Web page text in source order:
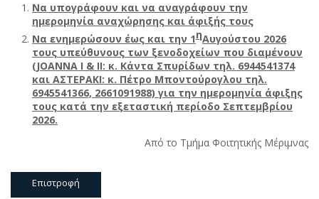
Να υπογράφουν και να αναγράφουν την
ημερομηνία αναχώρησης και άφιξής τους
Να ενημερώσουν έως και την 1ηΑυγούστου 2026
τους υπεύθυνους των ξενοδοχείων που διαμένουν
(JOANNA I & II: κ. Κάντα Σπυρίδων τηλ. 6944541374
και ΑΣΤΕΡΑΚΙ: κ. Πέτρο Μποντούρογλου τηλ.
6945541366, 2661091988) για την ημερομηνία άφιξης
τους κατά την εξεταστική περίοδο Σεπτεμβρίου
2026.
Από το Τμήμα Φοιτητικής Μέριμνας
Επιστροφή